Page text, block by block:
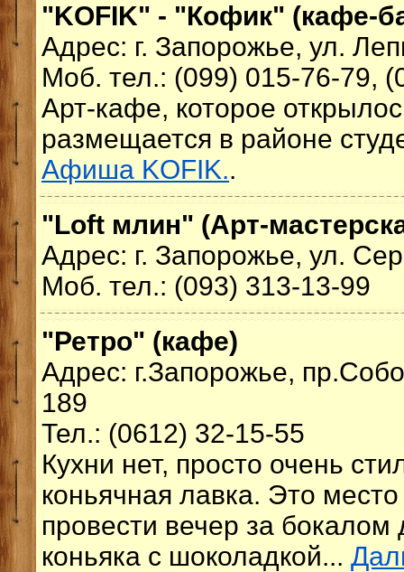
"KOFIK" - "Кофик" (кафе-
Адрес: г. Запорожье, ул.
Моб. тел.: (099) 015-76-79,
Арт-кафе, которое
размещается в районе
Афиша KOFIK..
"Loft млин" (Арт-
Адрес: г. Запорожье, ул.
Моб. тел.: (093) 313-13-99
"Ретро" (кафе)
Адрес: г.Запорожье,
189
Тел.: (0612) 32-15-55
Кухни нет, просто очень
коньячная лавка. Это
провести вечер за бокалом
коньяка с шоколадкой...